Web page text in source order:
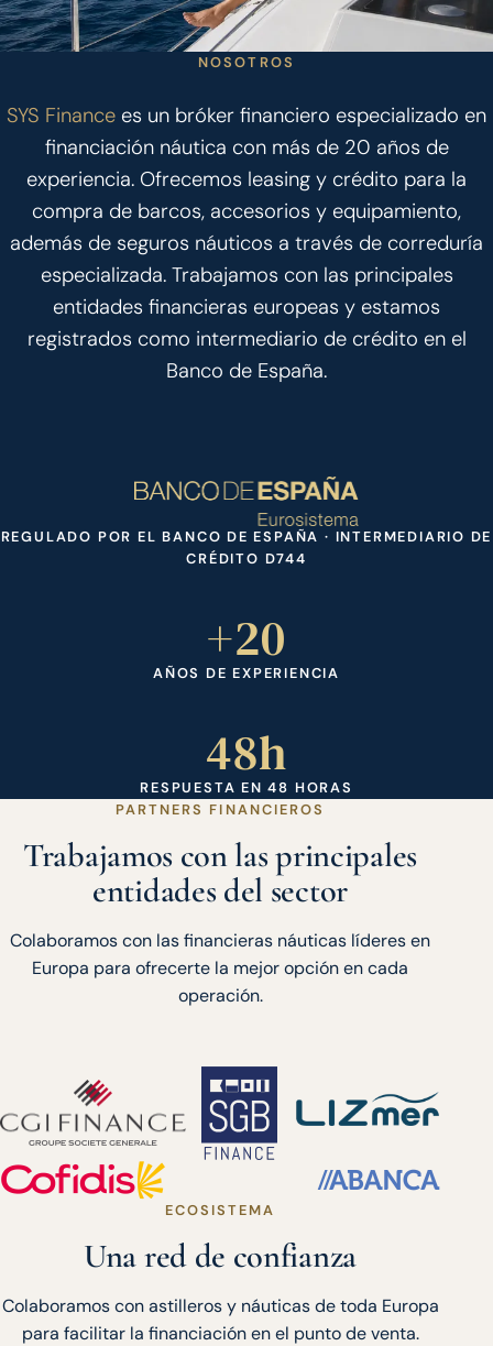
NOSOTROS
SYS Finance es un bróker financiero especializado en
financiación náutica con más de 20 años de
experiencia. Ofrecemos leasing y crédito para la
compra de barcos, accesorios y equipamiento,
además de seguros náuticos a través de correduría
especializada. Trabajamos con las principales
entidades financieras europeas y estamos
registrados como intermediario de crédito en el
Banco de España.
REGULADO POR EL BANCO DE ESPAÑA · INTERMEDIARIO DE
CRÉDITO D744
+20
AÑOS DE EXPERIENCIA
48h
RESPUESTA EN 48 HORAS
PARTNERS FINANCIEROS
Trabajamos con las principales
entidades del sector
Colaboramos con las financieras náuticas líderes en
Europa para ofrecerte la mejor opción en cada
operación.
ECOSISTEMA
Una red de confianza
Colaboramos con astilleros y náuticas de toda Europa
para facilitar la financiación en el punto de venta.